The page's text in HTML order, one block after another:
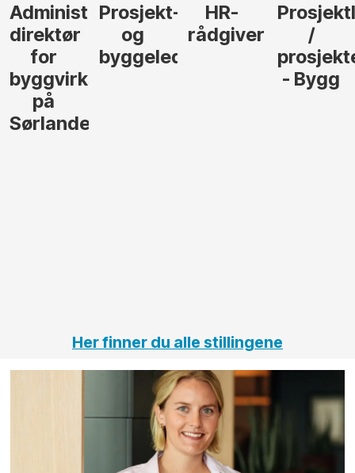
HR-
rådgiver
Prosjektleder
/
prosjekteringsleder
Vi
behøver
elektrofagfolk
Anlegg
søker
Elektro
Her finner du alle stillingene